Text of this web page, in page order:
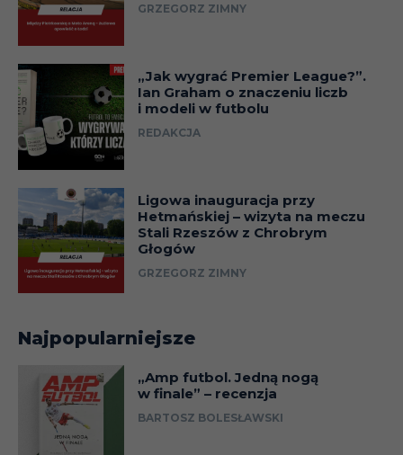
GRZEGORZ ZIMNY
„Jak wygrać Premier League?”.
Ian Graham o znaczeniu liczb
i modeli w futbolu
REDAKCJA
Ligowa inauguracja przy
Hetmańskiej – wizyta na meczu
Stali Rzeszów z Chrobrym
Głogów
GRZEGORZ ZIMNY
Najpopularniejsze
„Amp futbol. Jedną nogą
w finale” – recenzja
BARTOSZ BOLESŁAWSKI